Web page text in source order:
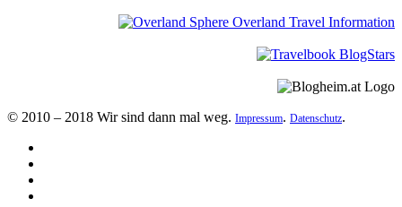
© 2010 – 2018 Wir sind dann mal weg. Impressum. Datenschutz.